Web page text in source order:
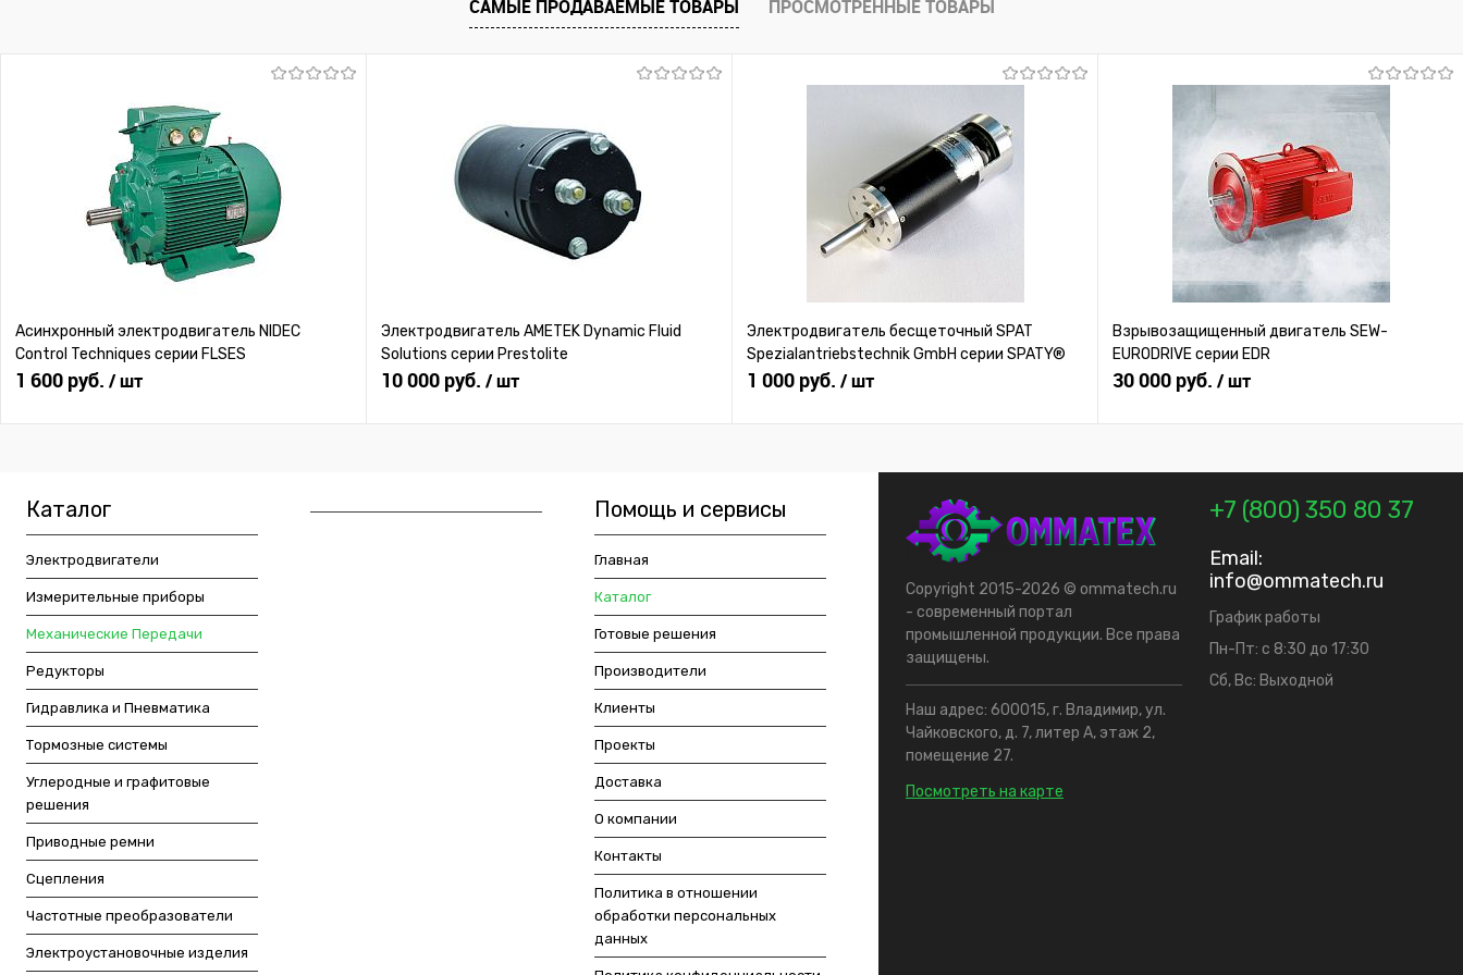
Под заказ
В избранное
САМЫЕ ПРОДАВАЕМЫЕ ТОВАРЫ ПРОСМОТРЕННЫЕ ТОВАРЫ
Асинхронный электродвигатель NIDEC
Control Techniques серии FLSES
1 600 руб. / шт
Электродвигатель AMETEK Dynamic Fluid
Solutions серии Prestolite
10 000 руб. / шт
Электродвигатель бесщеточный SPAT
Spezialantriebstechnik GmbH серии SPATY®
1 000 руб. / шт
Взрывозащищенный двигатель SEW-
EURODRIVE серии EDR
30 000 руб. / шт
Каталог
Электродвигатели
Измерительные приборы
Механические Передачи
Редукторы
Гидравлика и Пневматика
Тормозные системы
Углеродные и графитовые
решения
Приводные ремни
Сцепления
Частотные преобразователи
Электроустановочные изделия
Помощь и сервисы
Главная
Каталог
Готовые решения
Производители
Клиенты
Проекты
Доставка
О компании
Контакты
Политика в отношении
обработки персональных
данных
Copyright 2015-2026 © ommatech.ru
- современный портал
промышленной продукции. Все права
защищены.
Наш адрес: 600015, г. Владимир, ул.
Чайковского, д. 7, литер А, этаж 2,
помещение 27.
Посмотреть на карте
+7 (800) 350 80 37
Email:
info@ommatech.ru
График работы
Пн-Пт: с 8:30 до 17:30
Сб, Вс: Выходной